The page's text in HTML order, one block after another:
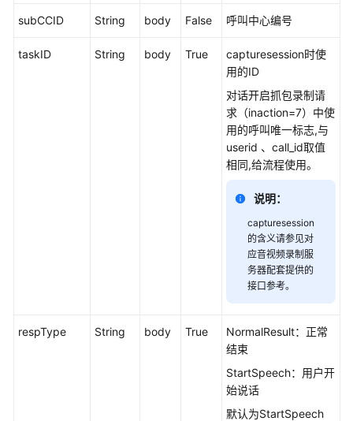
式
系
类
subCCID String body False 呼叫中心编号
taskID String body True
capturesession时使
用的ID
对话开启抓包录制请
求（inaction=7）中使
用的呼叫唯一标志,与
userid 、call_id取值
相同,给流程使用。
说明：
capturesession
的含义请参见对
应音视频录制服
务器配套提供的
接口参考。
respType String body True
NormalResult：正常
结束
StartSpeech：用户开
始说话
默认为StartSpeech